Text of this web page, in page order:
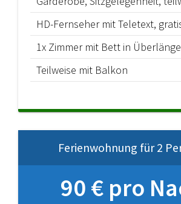
HD-Fernseher mit Teletext,
1x Zimmer mit Bett in
Teilweise mit Balkon
Ferienwohnung für 2
90 € pro